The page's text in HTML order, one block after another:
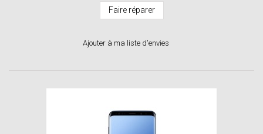
Faire réparer
Ajouter à ma liste d'envies